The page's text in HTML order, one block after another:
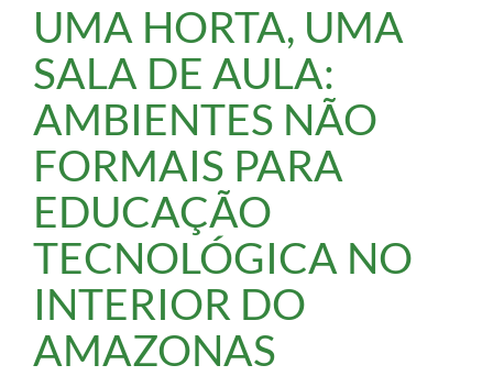
UMA HORTA, UMA
SALA DE AULA:
AMBIENTES NÃO
FORMAIS PARA
EDUCAÇÃO
TECNOLÓGICA NO
INTERIOR DO
AMAZONAS